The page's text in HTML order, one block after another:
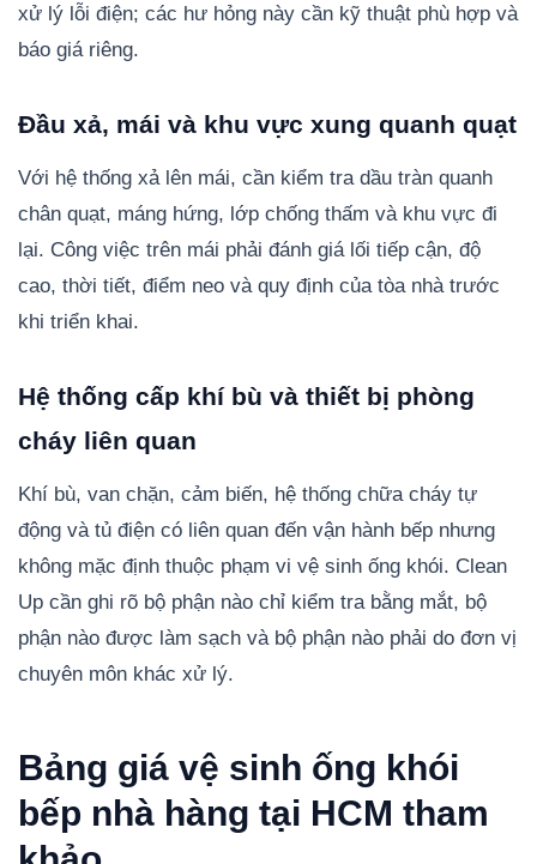
xử lý lỗi điện; các hư hỏng này cần kỹ thuật phù hợp và
báo giá riêng.
Đầu xả, mái và khu vực xung quanh quạt
Với hệ thống xả lên mái, cần kiểm tra dầu tràn quanh
chân quạt, máng hứng, lớp chống thấm và khu vực đi
lại. Công việc trên mái phải đánh giá lối tiếp cận, độ
cao, thời tiết, điểm neo và quy định của tòa nhà trước
khi triển khai.
Hệ thống cấp khí bù và thiết bị phòng
cháy liên quan
Khí bù, van chặn, cảm biến, hệ thống chữa cháy tự
động và tủ điện có liên quan đến vận hành bếp nhưng
không mặc định thuộc phạm vi vệ sinh ống khói. Clean
Up cần ghi rõ bộ phận nào chỉ kiểm tra bằng mắt, bộ
phận nào được làm sạch và bộ phận nào phải do đơn vị
chuyên môn khác xử lý.
Bảng giá vệ sinh ống khói
bếp nhà hàng tại HCM tham